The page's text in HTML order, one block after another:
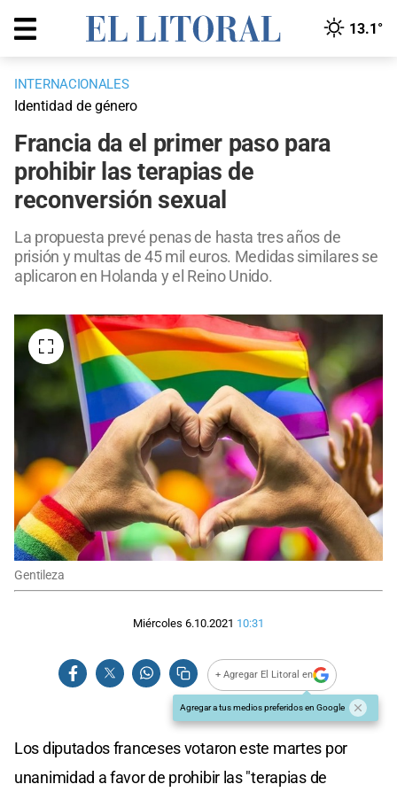
13.1°
INTERNACIONALES
Identidad de género
Francia da el primer paso para
prohibir las terapias de
reconversión sexual
La propuesta prevé penas de hasta tres años de
prisión y multas de 45 mil euros. Medidas similares se
aplicaron en Holanda y el Reino Unido.
Gentileza
Miércoles 6.10.2021 10:31
+ Agregar El Litoral en
Agregar a tus medios preferidos en Google
Los diputados franceses votaron este martes por
unanimidad a favor de prohibir las "terapias de